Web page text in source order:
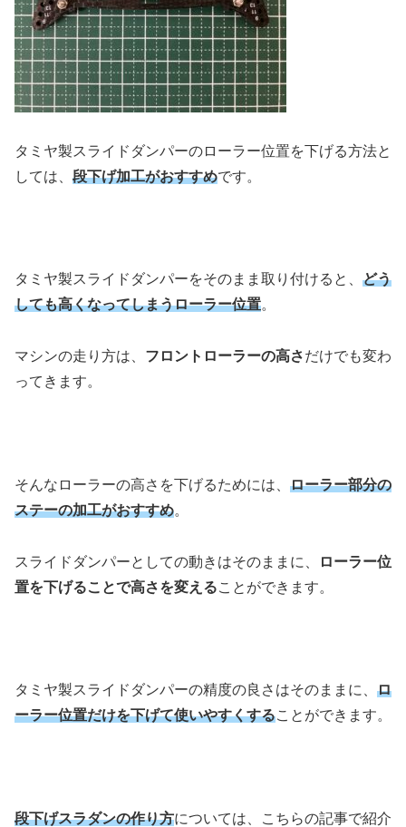
タミヤ製スライドダンパーのローラー位置を下げる方法と
しては、 段下げ加工がおすすめです。
タミヤ製スライドダンパーをそのまま取り付けると、 どう
しても高くなってしまうローラー位置。
マシンの走り方は、 フロントローラーの高さだけでも変わ
ってきます。
そんなローラーの高さを下げるためには、 ローラー部分の
ステーの加工がおすすめ。
スライドダンパーとしての動きはそのままに、
ローラー位
置を下げることで高さを変えることができます。
タミヤ製スライドダンパーの精度の良さはそのままに、 ロ
ーラー位置だけを下げて使いやすくすることができます。
段下げスラダンの作り方については、こちらの記事で紹介